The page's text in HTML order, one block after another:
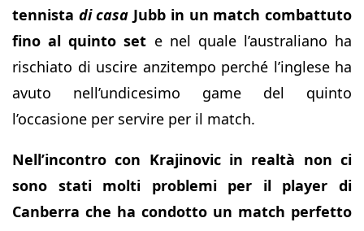
tennista di casa Jubb in un match combattuto
fino al quinto set e nel quale l’australiano ha
rischiato di uscire anzitempo perché l’inglese ha
avuto nell’undicesimo game del quinto
l’occasione per servire per il match.
Nell’incontro con Krajinovic in realtà non ci
sono stati molti problemi per il player di
Canberra che ha condotto un match perfetto